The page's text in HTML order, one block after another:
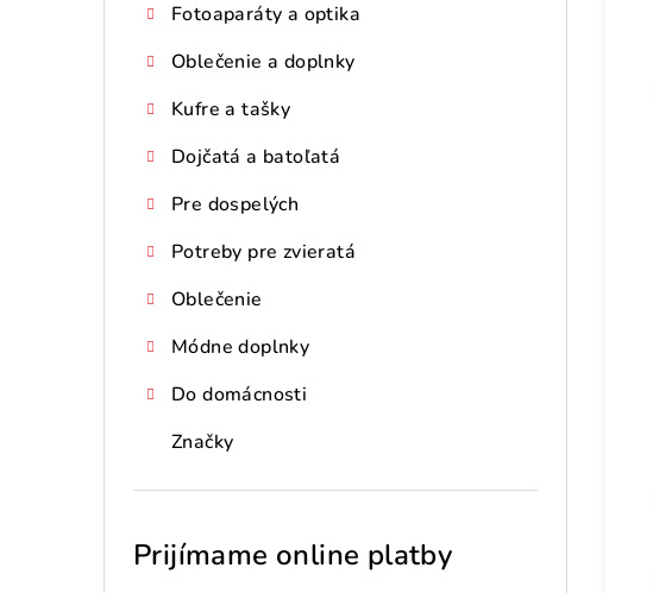
Fotoaparáty a optika
Oblečenie a doplnky
Kufre a tašky
Dojčatá a batoľatá
Pre dospelých
Potreby pre zvieratá
Oblečenie
Módne doplnky
Do domácnosti
Značky
Prijímame online platby